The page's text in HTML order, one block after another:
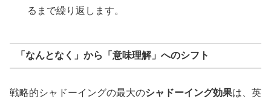
るまで繰り返します。
「なんとなく」から「意味理解」へのシフト
戦略的シャドーイングの最大のシャドーイング効果は、英